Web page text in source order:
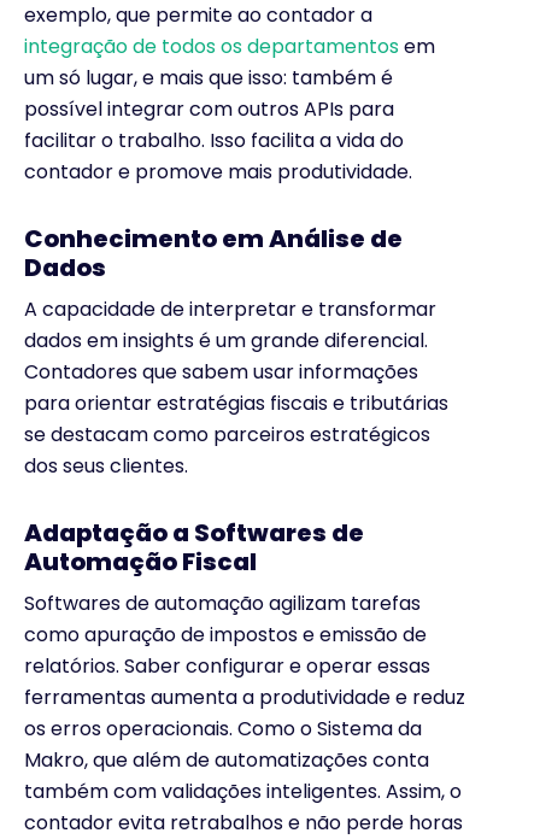
exemplo, que permite ao contador a
integração de todos os departamentosem
um só lugar, e mais que isso: também é
possível integrar com outros APIs para
facilitar o trabalho. Isso facilita a vida do
contador e promove mais produtividade.
Conhecimento em Análise de
Dados
A capacidade de interpretar e transformar
dados em insights é um grande diferencial.
Contadores que sabem usar informações
para orientar estratégias fiscais e tributárias
se destacam como parceiros estratégicos
dos seus clientes.
Adaptação a Softwares de
Automação Fiscal
Softwares de automação agilizam tarefas
como apuração de impostos e emissão de
relatórios. Saber configurar e operar essas
ferramentas aumenta a produtividade e reduz
os erros operacionais. Como o Sistema da
Makro, que além de automatizações conta
também com validações inteligentes. Assim, o
contador evita retrabalhos e não perde horas